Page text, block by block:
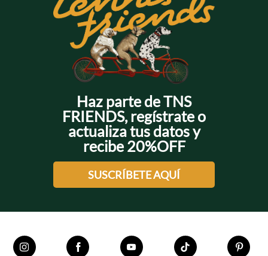
Haz parte de TNS
FRIENDS, regístrate o
actualiza tus datos y
recibe 20%OFF
SUSCRÍBETE AQUÍ